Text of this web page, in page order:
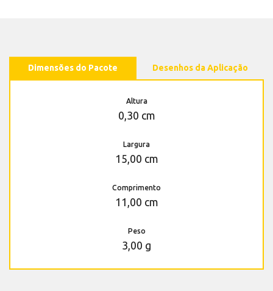
Dimensões do Pacote Desenhos da Aplicação
Altura
0,30 cm
Largura
15,00 cm
Comprimento
11,00 cm
Peso
3,00 g